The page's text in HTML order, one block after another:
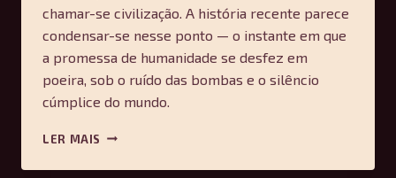
chamar-se civilização. A história recente parece
condensar-se nesse ponto — o instante em que
a promessa de humanidade se desfez em
poeira, sob o ruído das bombas e o silêncio
cúmplice do mundo.
LER MAIS LEMBRAR
DOIS